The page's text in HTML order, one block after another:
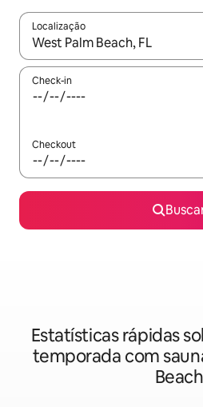
Localização
Quando os resultados
Check-in
Checkout
Estatísticas rápidas
temporada com
Beach